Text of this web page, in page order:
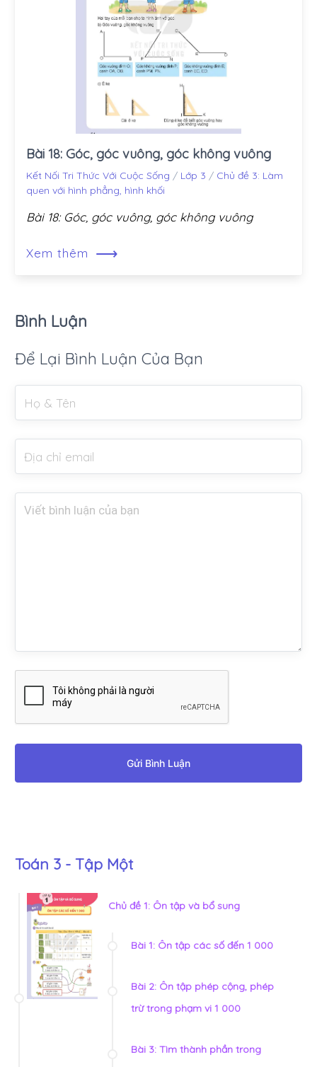
Bài 18: Góc, góc vuông, góc không vuông
Kết Nối Tri Thức Với Cuộc Sống / Lớp 3 / Chủ đề 3: Làm
quen với hình phẳng, hình khối
Bài 18: Góc, góc vuông, góc không vuông
Xem thêm ⟶
Bình Luận
Để Lại Bình Luận Của Bạn
Gửi Bình Luận
Toán 3 - Tập Một
Chủ đề 1: Ôn tập và bổ sung
Bài 1: Ôn tập các số đến 1 000
Bài 2: Ôn tập phép cộng, phép
trừ trong phạm vi 1 000
Bài 3: Tìm thành phần trong